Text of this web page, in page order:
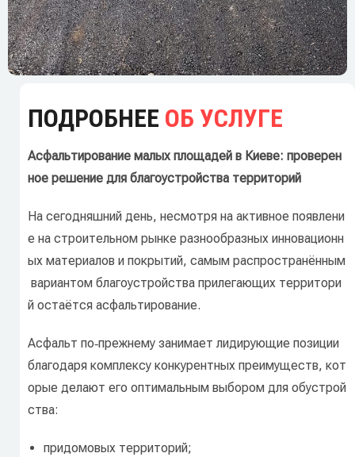
ПОДРОБНЕЕ ОБ УСЛУГЕ
Асфальтирование малыхплощадей в Киеве: проверен
ное решение для благоустройства территорий
На сегодняшний день, несмотря на активное появлени
е на строительном рынке разнообразных инновационн
ых материалов и покрытий, самым распространённым
вариантом благоустройства прилегающих территори
й остаётся асфальтирование.
Асфальт по‑прежнему занимает лидирующие позиции
благодаря комплексу конкурентных преимуществ, кот
орые делают его оптимальным выбором для обустрой
ства:
придомовых территорий;